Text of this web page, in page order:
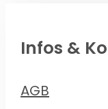
Infos &
AGB